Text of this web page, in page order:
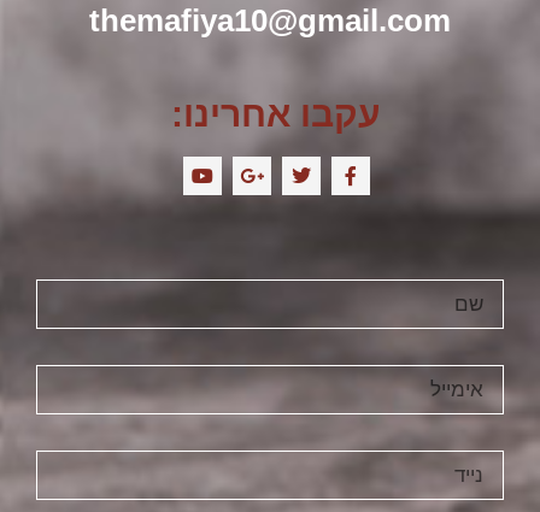
themafiya10@gmail.com
עקבו אחרינו: